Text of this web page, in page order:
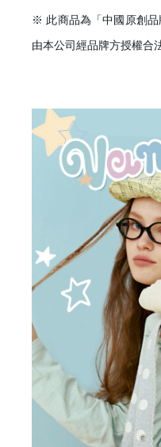
※ 此商品為「中國原創品
由本公司經品牌方授權合